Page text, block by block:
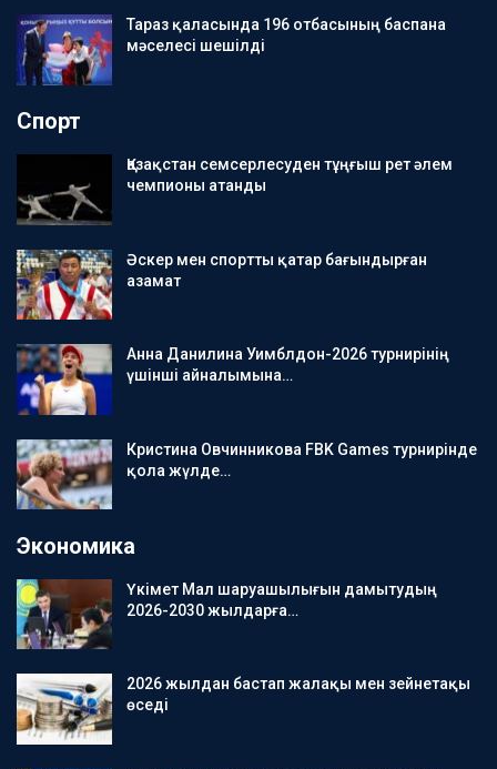
Тараз қаласында 196 отбасының баспана
мәселесі шешілді
Спорт
Қазақстан семсерлесуден тұңғыш рет әлем
чемпионы атанды
Әскер мен спортты қатар бағындырған
азамат
Анна Данилина Уимблдон-2026 турнирінің
үшінші айналымына…
Кристина Овчинникова FBK Games турнирінде
қола жүлде…
Экономика
Үкімет Мал шаруашылығын дамытудың
2026-2030 жылдарға…
2026 жылдан бастап жалақы мен зейнетақы
өседі